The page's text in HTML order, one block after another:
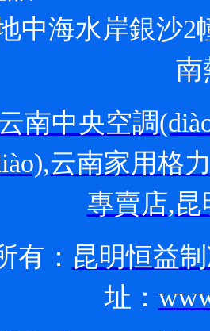
中海水岸銀沙2
南
南中央空調
,云南家用格
專賣店,昆
有： 昆明恒益
址：